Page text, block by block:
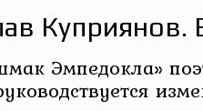
Эмпедокла»